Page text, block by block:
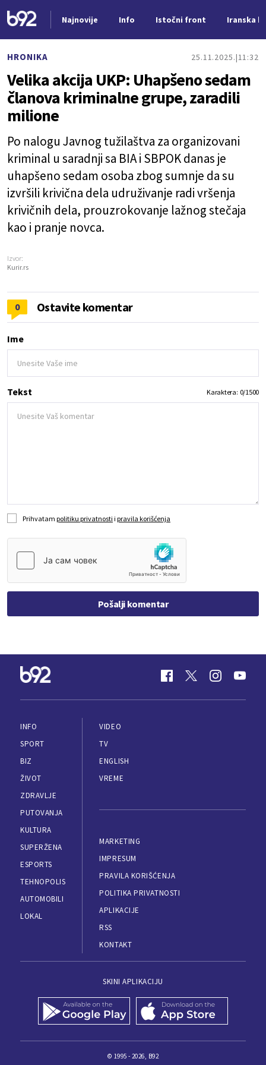
Najnovije Info Istočni front Iranska
HRONIKA 25.11.2025. 11:32
Velika akcija UKP: Uhapšeno sedam
članova kriminalne grupe, zaradili
milione
Po nalogu Javnog tužilaštva za organizovani
kriminal u saradnji sa BIA i SBPOK danas je
uhapšeno sedam osoba zbog sumnje da su
izvršili krivična dela udruživanje radi vršenja
krivičnih dela, prouzrokovanje lažnog stečaja
kao i pranje novca.
Izvor:
Kurir.rs
0 Ostavite komentar
Ime
Tekst Karaktera: 0/1500
Prihvatam politiku privatnosti i pravila korišćenja
Pošalji komentar
INFO
SPORT
BIZ
ŽIVOT
ZDRAVLJE
PUTOVANJA
KULTURA
SUPERŽENA
ESPORTS
TEHNOPOLIS
AUTOMOBILI
LOKAL
VIDEO
TV
ENGLISH
VREME
MARKETING
IMPRESUM
PRAVILA KORIŠĆENJA
POLITIKA PRIVATNOSTI
APLIKACIJE
RSS
KONTAKT
SKINI APLIKACIJU
© 1995 - 2026, B92